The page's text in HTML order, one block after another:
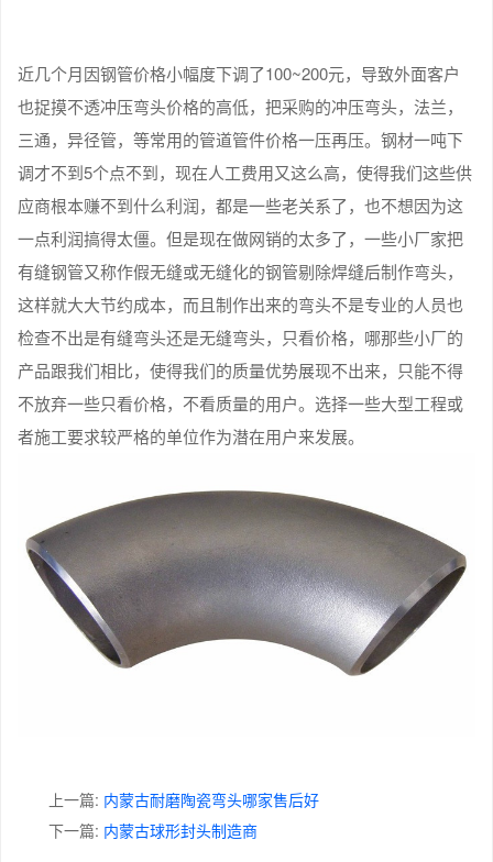
近几个月因钢管价格小幅度下调了100~200元，导致外面客户
也捉摸不透冲压弯头价格的高低，把采购的冲压弯头，法兰，
三通，异径管，等常用的管道管件价格一压再压。钢材一吨下
调才不到5个点不到，现在人工费用又这么高，使得我们这些供
应商根本赚不到什么利润，都是一些老关系了，也不想因为这
一点利润搞得太僵。但是现在做网销的太多了，一些小厂家把
有缝钢管又称作假无缝或无缝化的钢管剔除焊缝后制作弯头，
这样就大大节约成本，而且制作出来的弯头不是专业的人员也
检查不出是有缝弯头还是无缝弯头，只看价格，哪那些小厂的
产品跟我们相比，使得我们的质量优势展现不出来，只能不得
不放弃一些只看价格，不看质量的用户。选择一些大型工程或
者施工要求较严格的单位作为潜在用户来发展。
上一篇: 内蒙古耐磨陶瓷弯头哪家售后好
下一篇: 内蒙古球形封头制造商